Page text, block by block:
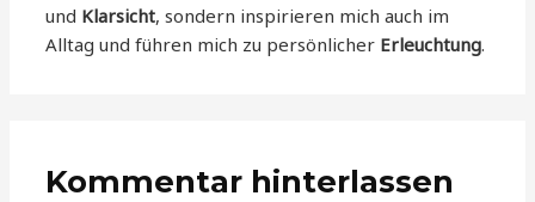
und Klarsicht, sondern inspirieren mich auch im
Alltag und führen mich zu persönlicher Erleuchtung.
Kommentar hinterlassen